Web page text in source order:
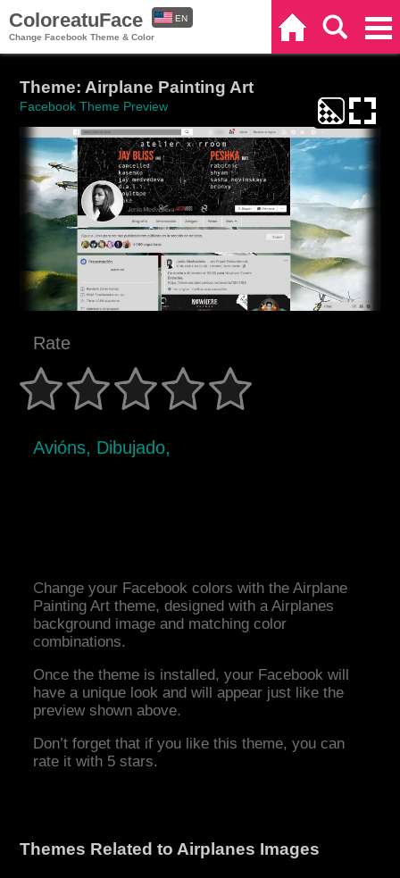
ColoreatuFace
Change Facebook Theme & Color
EN
Theme: Airplane Painting Art
Facebook Theme Preview
Rate
Avións, Dibujado,
Change your Facebook colors with the Airplane
Painting Art theme, designed with a Airplanes
background image and matching color
combinations.
Once the theme is installed, your Facebook will
have a unique look and will appear just like the
preview shown above.
Don’t forget that if you like this theme, you can
rate it with 5 stars.
Themes Related to Airplanes Images